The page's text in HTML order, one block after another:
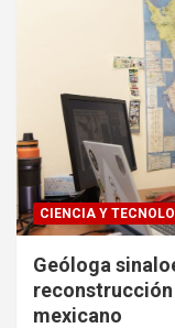
CIENCIA Y
Geóloga
mexicano